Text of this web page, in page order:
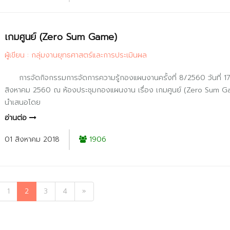
เกมศูนย์ (Zero Sum Game)
ผู้เขียน : กลุ่มงานยุทธศาสตร์และการประเมินผล
การจัดกิจกรรมการจัดการความรู้กองแผนงานครั้งที่ 8/2560 วันที่ 17
สิงหาคม 2560 ณ ห้องประชุมกองแผนงาน เรื่อง เกมศูนย์ (Zero Sum
นำเสนอโดย
อ่านต่อ
01 สิงหาคม 2018
1906
1 2 3 4 »